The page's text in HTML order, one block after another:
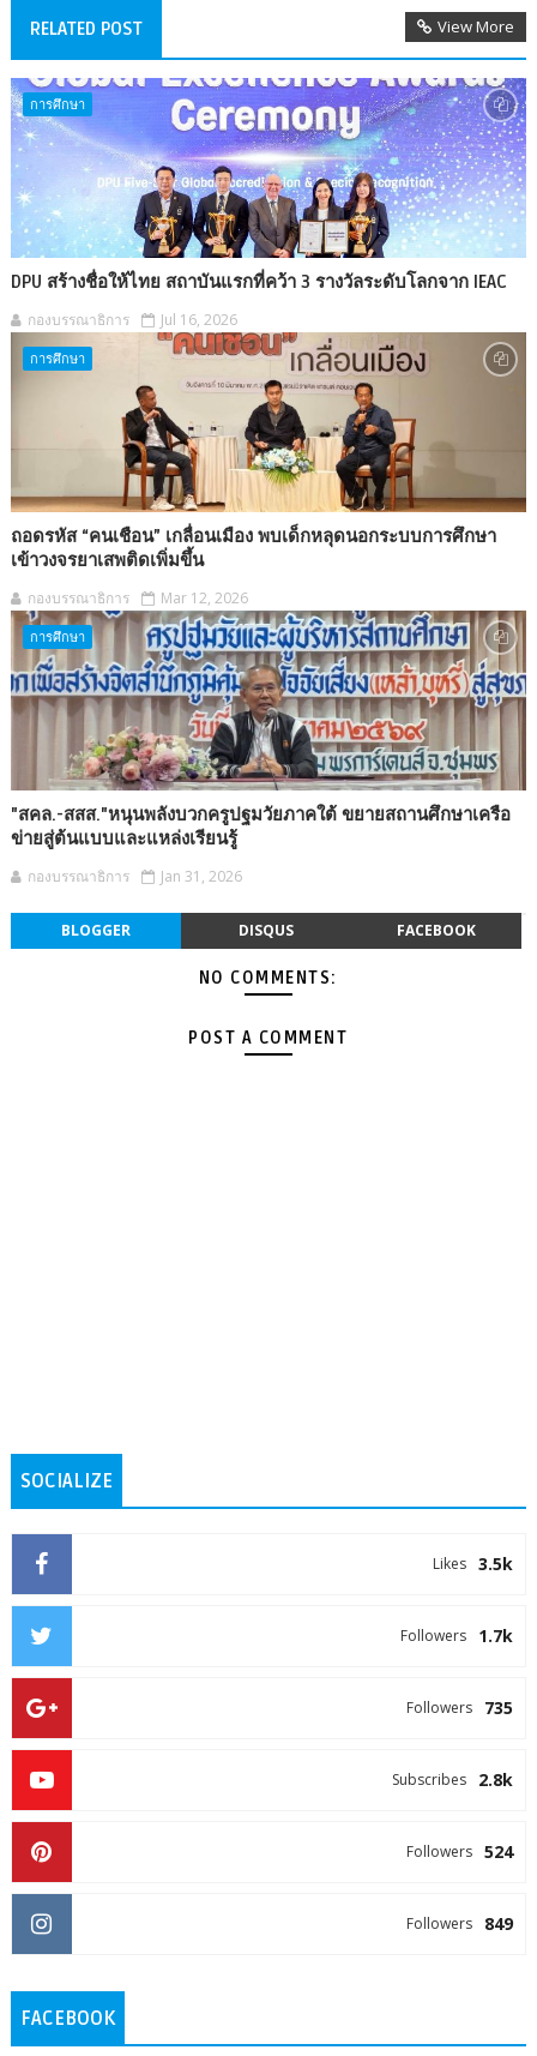
RELATED POST View More
การศึกษา
DPU สร้างชื่อให้ไทย สถาบันแรกที่คว้า 3 รางวัลระดับโลกจาก IEAC
กองบรรณาธิการ Jul 16, 2026
การศึกษา
ถอดรหัส “คนเชือน” เกลื่อนเมือง พบเด็กหลุดนอกระบบการศึกษา
เข้าวงจรยาเสพติดเพิ่มขึ้น
กองบรรณาธิการ Mar 12, 2026
การศึกษา
"สคล.-สสส."หนุนพลังบวกครูปฐมวัยภาคใต้ ขยายสถานศึกษาเครือ
ข่ายสู่ต้นแบบและแหล่งเรียนรู้
กองบรรณาธิการ Jan 31, 2026
BLOGGER DISQUS FACEBOOK
NO COMMENTS:
POST A COMMENT
SOCIALIZE
3.5k
Likes
1.7k
Followers
735
Followers
2.8k
Subscribes
524
Followers
849
Followers
FACEBOOK